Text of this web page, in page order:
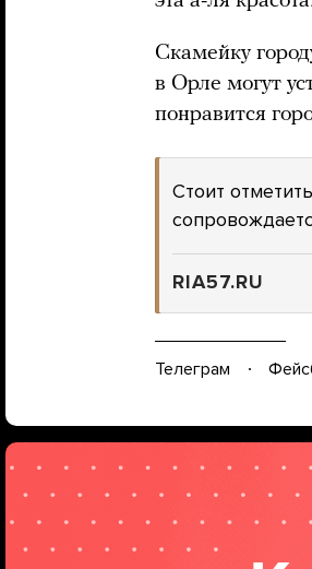
Скамейку
в Орле могут
понравится
Стоит
RIA57.RU
Телеграм